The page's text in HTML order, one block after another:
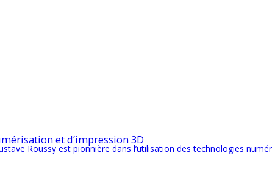
et d’impression 3D
Roussy est pionnière dans l’utilisation des technologies